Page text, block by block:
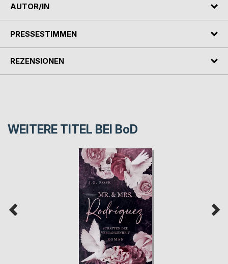
AUTOR/IN
PRESSESTIMMEN
REZENSIONEN
WEITERE TITEL BEI BoD